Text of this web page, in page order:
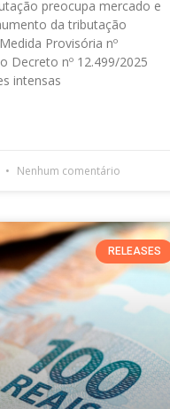
preocupa mercado e
da tributação
Provisória nº
Decreto nº 12.499/2025
intensas
Nenhum comentário
RELEASES